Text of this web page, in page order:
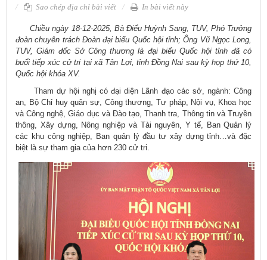
Sao chép địa chỉ bài viết In bài viết này
​ Chiều ngày 18-12-2025, Bà Điểu Huỳnh Sang, TUV, Phó Trưởng
đoàn chuyên trách Đoàn đại biểu Quốc hội tỉnh; Ông Vũ Ngọc Long,
TUV, Giám đốc Sở Công thương là đại biểu Quốc hội tỉnh đã có
buổi tiếp xúc cử tri tại xã Tân Lợi, tỉnh Đồng Nai sau kỳ họp thứ 10,
Quốc hội khóa XV.
Tham dự hội nghị có đại diện Lãnh đạo các sở, ngành: Công
an, Bộ Chỉ huy quân sự, Công thương, Tư pháp, Nội vụ, Khoa học
và Công nghệ, Giáo dục và Đào tạo, Thanh tra, Thông tin và Truyền
thông, Xây dựng, Nông nghiệp và Tài nguyên, Y tế, Ban Quản lý
các khu công nghiệp, Ban quản lý đầu tư xây dựng tỉnh…và đặc
biệt là sự tham gia của hơn 230 cử tri.